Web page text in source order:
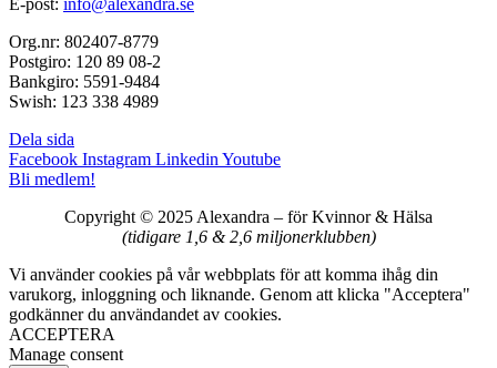
Org.nr: 802407-8779
Postgiro: 120 89 08-2
Bankgiro: 5591-9484
Swish: 123 338 4989
Dela sida
Facebook Instagram Linkedin Youtube
Bli medlem!
Copyright © 2025 Alexandra – för Kvinnor & Hälsa
(tidigare 1,6 & 2,6 miljonerklubben)
Vi använder cookies på vår webbplats för att komma ihåg din
varukorg, inloggning och liknande. Genom att klicka "Acceptera"
godkänner du användandet av cookies.
ACCEPTERA
Manage consent